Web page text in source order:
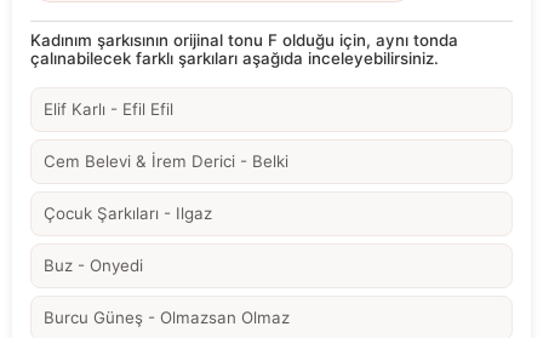
Kadınım şarkısının orijinal tonu F olduğu için, aynı tonda
çalınabilecek farklı şarkıları aşağıda inceleyebilirsiniz.
Elif Karlı - Efil Efil
Cem Belevi & İrem Derici - Belki
Çocuk Şarkıları - Ilgaz
Buz - Onyedi
Burcu Güneş - Olmazsan Olmaz